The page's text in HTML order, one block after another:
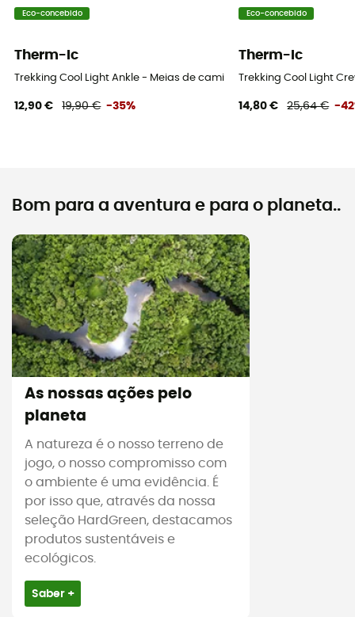
Eco-concebido
Therm-Ic
Trekking Cool Light Ankle - Meias de caminhada
12,90 € 19,90 € -35%
Eco-concebido
Therm-Ic
Trekking Cool Light
14,80 € 25,64 € -
Bom para a aventura e para o planeta..
As nossas ações pelo
planeta
A natureza é o nosso terreno de
jogo, o nosso compromisso com
o ambiente é uma evidência. É
por isso que, através da nossa
seleção HardGreen, destacamos
produtos sustentáveis e
ecológicos.
Saber +